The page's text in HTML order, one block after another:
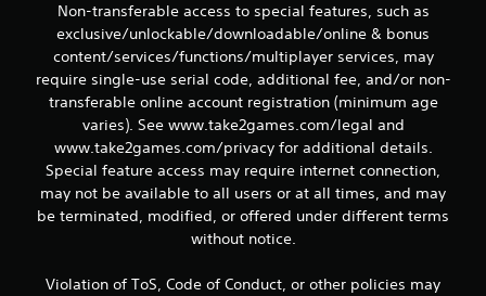
Non-transferable access to special features, such as
exclusive/unlockable/downloadable/online & bonus
content/services/functions/multiplayer services, may
require single-use serial code, additional fee, and/or non-
transferable online account registration (minimum age
varies). See www.take2games.com/legal and
www.take2games.com/privacy for additional details.
Special feature access may require internet connection,
may not be available to all users or at all times, and may
be terminated, modified, or offered under different terms
without notice.
Violation of ToS, Code of Conduct, or other policies may